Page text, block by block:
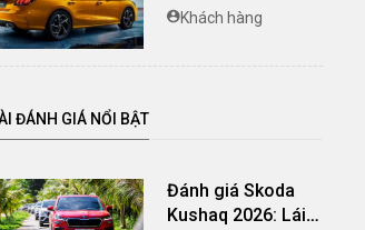
MG5 2023: khoang
tiện nghi
Khách hàng
ĐÁNH GIÁ NỔI BẬT
Đánh giá Skoda
Kushaq 2026: Lái